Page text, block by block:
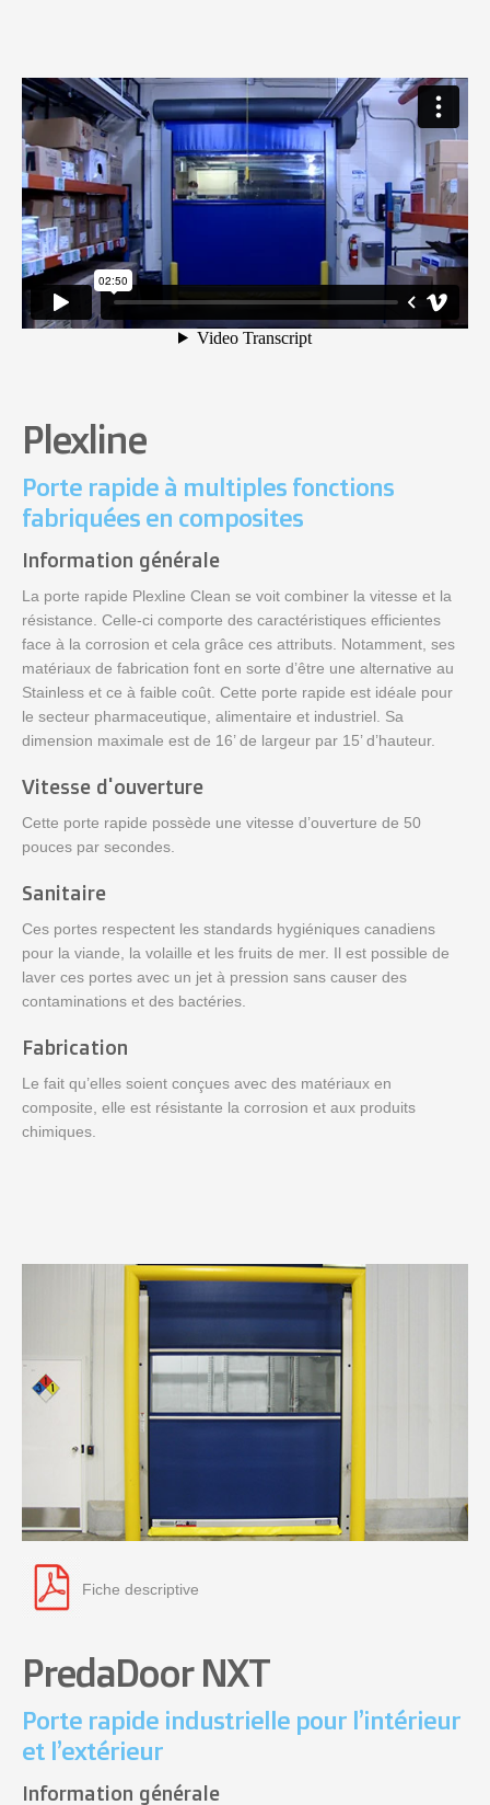
Plexline
Porte rapide à multiples fonctions
fabriquées en composites
Information générale
La porte rapide Plexline Clean se voit combiner la vitesse et la
résistance. Celle-ci comporte des caractéristiques efficientes
face à la corrosion et cela grâce ces attributs. Notamment, ses
matériaux de fabrication font en sorte d’être une alternative au
Stainless et ce à faible coût. Cette porte rapide est idéale pour
le secteur pharmaceutique, alimentaire et industriel. Sa
dimension maximale est de 16’ de largeur par 15’ d’hauteur.
Vitesse d'ouverture
Cette porte rapide possède une vitesse d’ouverture de 50
pouces par secondes.
Sanitaire
Ces portes respectent les standards hygiéniques canadiens
pour la viande, la volaille et les fruits de mer. Il est possible de
laver ces portes avec un jet à pression sans causer des
contaminations et des bactéries.
Fabrication
Le fait qu’elles soient conçues avec des matériaux en
composite, elle est résistante la corrosion et aux produits
chimiques.
Fiche descriptive
PredaDoor NXT
Porte rapide industrielle pour l’intérieur
et l’extérieur
Information générale